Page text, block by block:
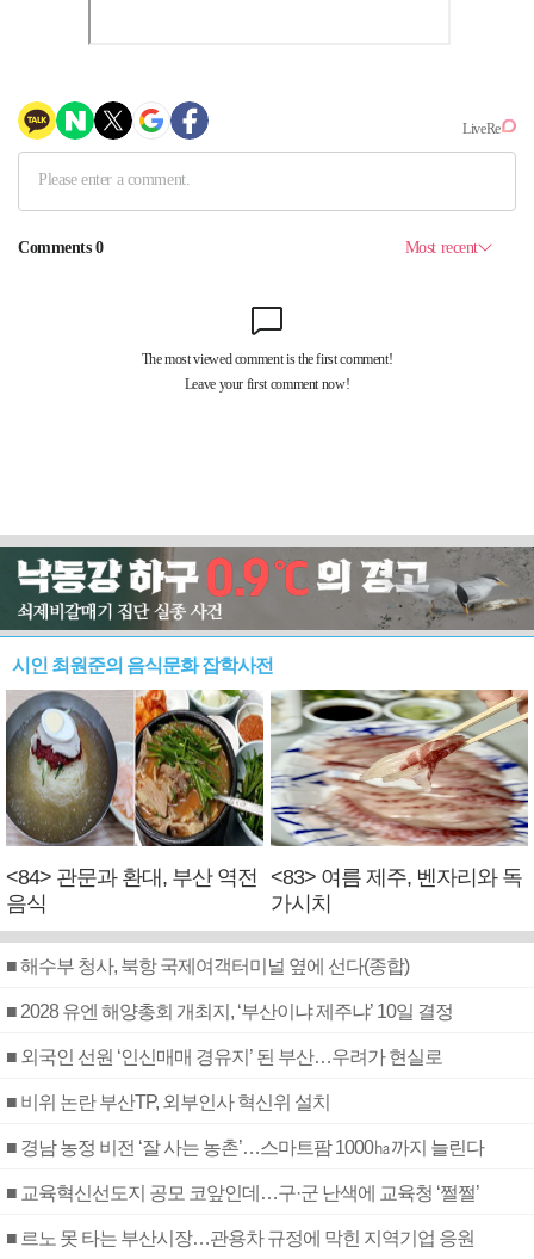
시인 최원준의 음식문화 잡학사전
<84> 관문과 환대, 부산 역전
음식
<83> 여름 제주, 벤자리와 독
가시치
■ 해수부 청사, 북항 국제여객터미널 옆에 선다(종합)
■ 2028 유엔 해양총회 개최지, ‘부산이냐 제주냐’ 10일 결정
■ 외국인 선원 ‘인신매매 경유지’ 된 부산…우려가 현실로
■ 비위 논란 부산TP, 외부인사 혁신위 설치
■ 경남 농정 비전 ‘잘 사는 농촌’…스마트팜 1000㏊까지 늘린다
■ 교육혁신선도지 공모 코앞인데…구·군 난색에 교육청 ‘쩔쩔’
■ 르노 못 타는 부산시장…관용차 규정에 막힌 지역기업 응원